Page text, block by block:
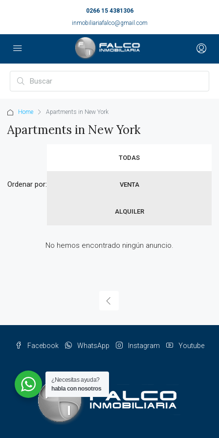
0266 15 4381306
inmobiliariafalco@gmail.com
Home Apartments in New York
Apartments in New York
TODAS
VENTA
ALQUILER
Ordenar por:
No hemos encontrado ningún anuncio.
Facebook WhatsApp Instagram Youtube
¿Necesitas ayuda?
habla con nosotros